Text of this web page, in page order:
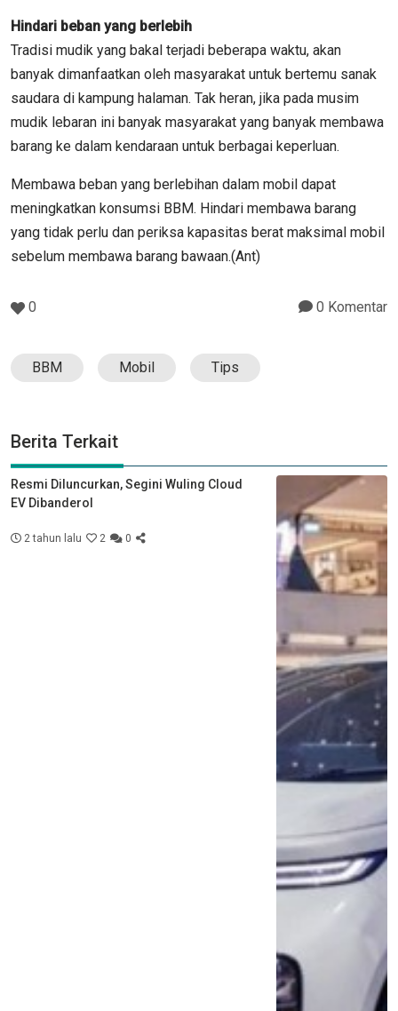
Hindari beban yang berlebih
Tradisi mudik yang bakal terjadi beberapa waktu, akan
banyak dimanfaatkan oleh masyarakat untuk bertemu sanak
saudara di kampung halaman. Tak heran, jika pada musim
mudik lebaran ini banyak masyarakat yang banyak membawa
barang ke dalam kendaraan untuk berbagai keperluan.
Membawa beban yang berlebihan dalam mobil dapat
meningkatkan konsumsi BBM. Hindari membawa barang
yang tidak perlu dan periksa kapasitas berat maksimal mobil
sebelum membawa barang bawaan.(Ant)
0 0 Komentar
BBM Mobil Tips
Berita Terkait
Resmi Diluncurkan, Segini Wuling Cloud
EV Dibanderol
2 tahun lalu 2 0